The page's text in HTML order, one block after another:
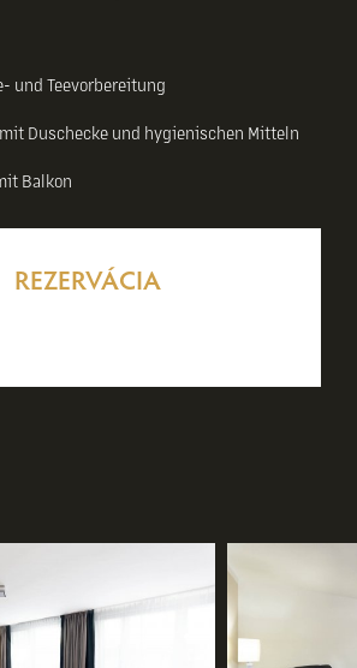
und Teevorbereitung
Duschecke und hygienischen Mitteln
Balkon
REZERVÁCIA